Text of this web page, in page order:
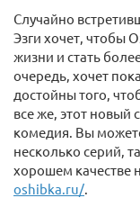
Случайно
Эзги хочет, чтобы
жизни и стать
очередь, хочет
достойны того,
все же, этот новый
комедия. Вы
несколько серий,
хорошем качестве
oshibka.ru/.